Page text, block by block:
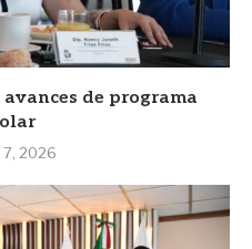
de programa
2026